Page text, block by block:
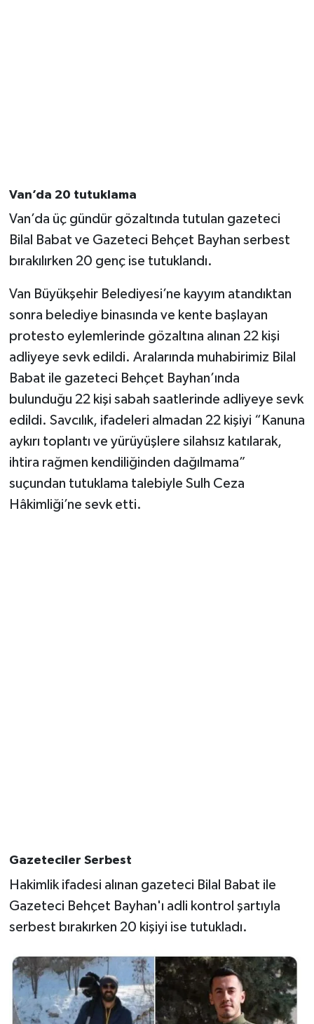
Van’da 20 tutuklama
Van’da üç gündür gözaltında tutulan gazeteci
Bilal Babat ve Gazeteci Behçet Bayhan serbest
bırakılırken 20 genç ise tutuklandı.
Van Büyükşehir Belediyesi’ne kayyım atandıktan
sonra belediye binasında ve kente başlayan
protesto eylemlerinde gözaltına alınan 22 kişi
adliyeye sevk edildi. Aralarında muhabirimiz Bilal
Babat ile gazeteci Behçet Bayhan’ında
bulunduğu 22 kişi sabah saatlerinde adliyeye sevk
edildi. Savcılık, ifadeleri almadan 22 kişiyi “Kanuna
aykırı toplantı ve yürüyüşlere silahsız katılarak,
ihtira rağmen kendiliğinden dağılmama”
suçundan tutuklama talebiyle Sulh Ceza
Hâkimliği’ne sevk etti.
Gazeteciler Serbest
Hakimlik ifadesi alınan gazeteci Bilal Babat ile
Gazeteci Behçet Bayhan'ı adli kontrol şartıyla
serbest bırakırken 20 kişiyi ise tutukladı.